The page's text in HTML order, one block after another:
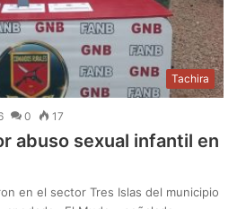
Tachira
0 17
abuso sexual infantil en
en el sector Tres Islas del municipio